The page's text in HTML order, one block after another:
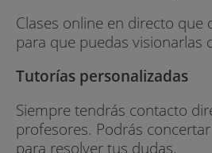
Dentro del Área de Ciencia y
Universidad Internacional de
herramienta de aprendizaje
Laboratorios Virtuales. Estos
basados en diferentes tipos
virtualizadas y escritorio
dimensión práctica en tu
Clases online en directo que
para que puedas visionarlas
Tutorías personalizadas
Siempre tendrás contacto
profesores. Podrás
para resolver tus dudas.